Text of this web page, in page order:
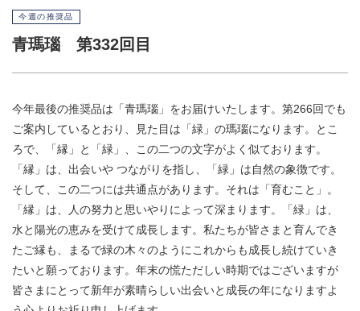
今週の推奨品
青瑪瑙 第332回目
今年最後の推奨品は「青瑪瑙」をお届けいたします。第266回でも
ご案内しているとおり、見た目は「緑」の瑪瑙になります。とこ
ろで、「縁」と「緑」、この二つの文字がよく似ております。
「縁」は、出会いや つながりを指し、「緑」は自然の象徴です。
そして、この二つには共通点があります。それは「育むこと」。
「縁」は、人の努力と思いやりによって深まります。「緑」は、
水と陽光の恵みを受けて成長します。私たちが皆さまと育んでき
たご縁も、まるで緑の木々のようにこれからも成長し続けていき
たいと願っております。年末の慌ただしい時期ではございますが
皆さまにとって新年が素晴らしい出会いと成長の年になりますよ